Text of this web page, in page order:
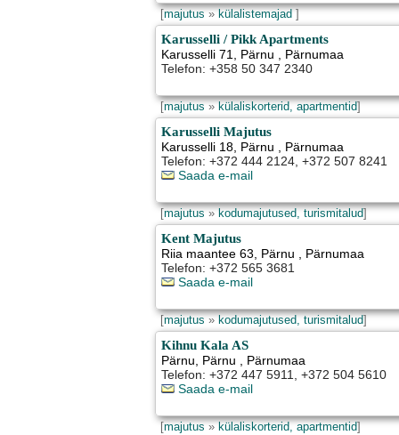
[majutus»külalistemajad]
Karusselli / Pikk Apartments
Karusselli 71, Pärnu , Pärnumaa
Telefon: +358 50 347 2340
[majutus»külaliskorterid, apartmentid]
Karusselli Majutus
Karusselli 18, Pärnu , Pärnumaa
Telefon: +372 444 2124, +372 507 8241
Saada e-mail
[majutus»kodumajutused, turismitalud]
Kent Majutus
Riia maantee 63, Pärnu , Pärnumaa
Telefon: +372 565 3681
Saada e-mail
[majutus»kodumajutused, turismitalud]
Kihnu Kala AS
Pärnu, Pärnu , Pärnumaa
Telefon: +372 447 5911, +372 504 5610
Saada e-mail
[majutus»külaliskorterid, apartmentid]